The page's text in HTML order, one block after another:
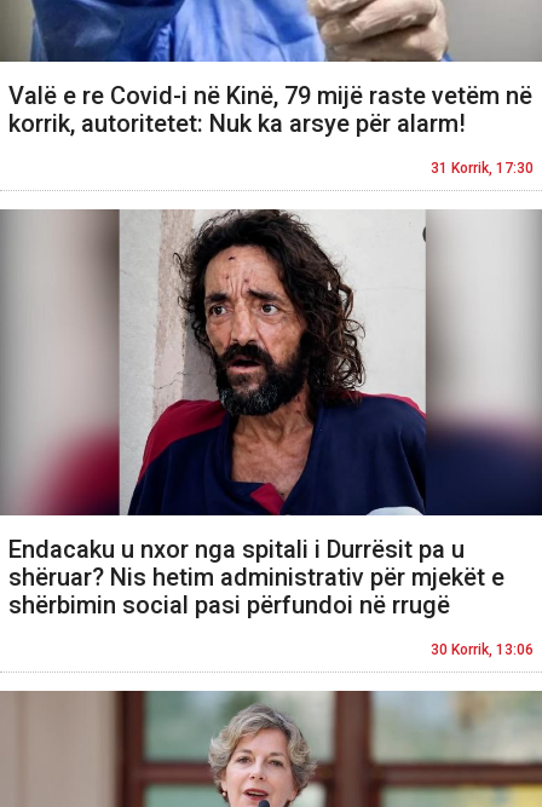
Valë e re Covid-i në Kinë, 79 mijë raste vetëm në
korrik, autoritetet: Nuk ka arsye për alarm!
31 Korrik, 17:30
Endacaku u nxor nga spitali i Durrësit pa u
shëruar? Nis hetim administrativ për mjekët e
shërbimin social pasi përfundoi në rrugë
30 Korrik, 13:06